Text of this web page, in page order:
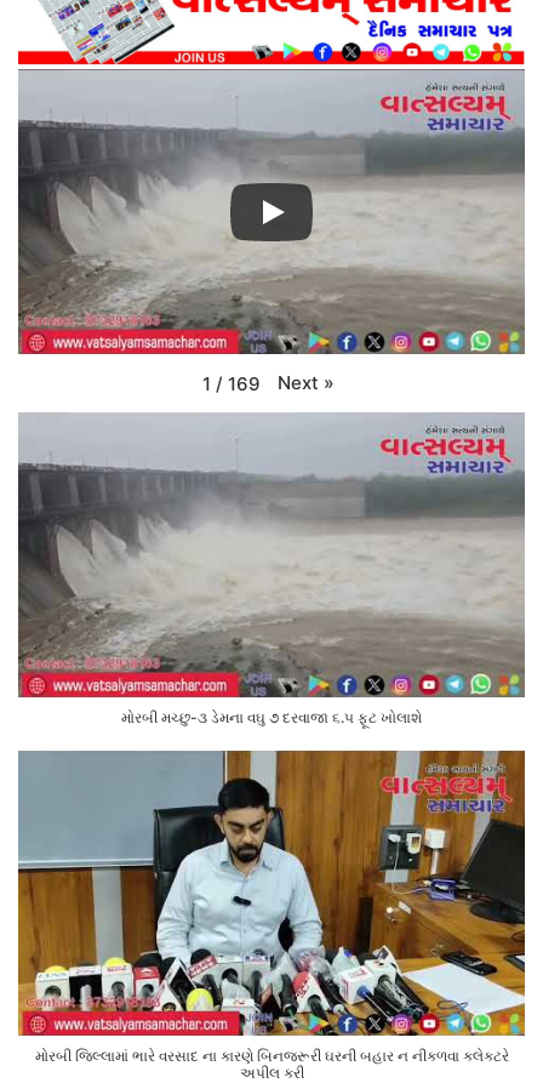
1 / 169 Next »
મોરબી મચ્છુ-૩ ડેમના વઘુ ૭ દરવાજા ૬.૫ ફૂટ ખોલાશે
મોરબી જિલ્લામાં ભારે વરસાદ ના કારણે બિનજરૂરી ઘરની બહાર ન નીકળવા કલેક્ટરે
અપીલ કરી